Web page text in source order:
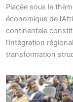
Placée sous le
économique de
continentale
l’intégration
transformation